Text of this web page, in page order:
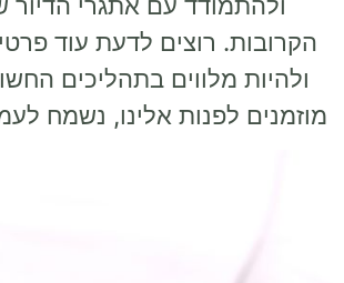
הקרובות. רוצים לדעת עוד
ולהיות מלווים בתהליכים
מוזמנים לפנות אלינו, נשמח